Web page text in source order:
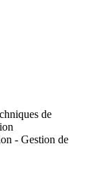
de
- Gestion de